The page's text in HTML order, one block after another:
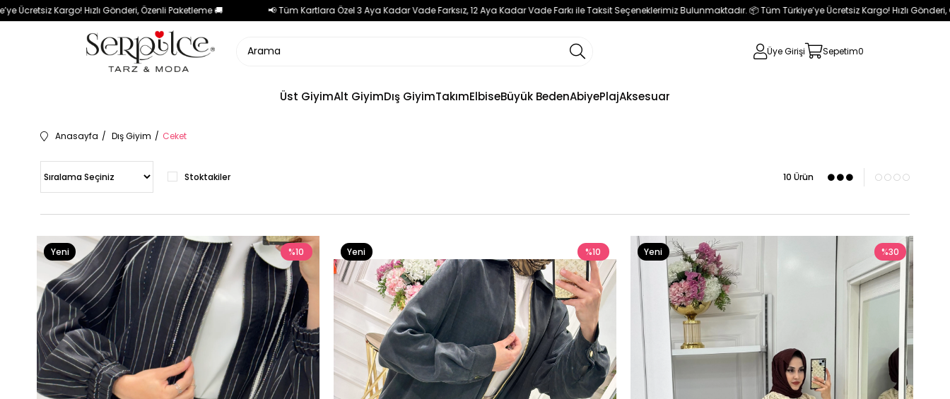
Hızlı Gönderi, Özenli Paketleme 🚚 📢 Tüm Kartlara Özel 3 Aya Kadar Vade Farksız, 12 Aya Kadar Vade Farkı ile Taksit Seçeneklerimiz Bulunmaktadır. 📦 Tüm Türkiye’ye Ücretsiz Kargo! Hızlı Gönderi, Özenli
Üye Girişi Sepetim0
Üst GiyimAlt GiyimDış GiyimTakımElbiseBüyük BedenAbiyePlajAksesuar
Anasayfa Dış Giyim Ceket
Stoktakiler 10 Ürün
%10
Yeni
Ürün
%10
Yeni
Ürün
%30
Yeni